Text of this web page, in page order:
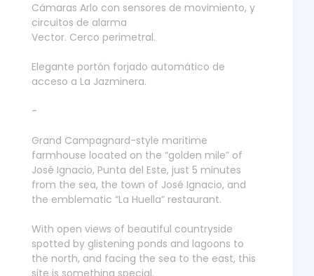
Cámaras Arlo con sensores de movimiento, y
circuitos de alarma
Vector. Cerco perimetral.
Elegante portón forjado automático de
acceso a La Jazminera.
-
Grand Campagnard-style maritime
farmhouse located on the “golden mile” of
José Ignacio, Punta del Este, just 5 minutes
from the sea, the town of José Ignacio, and
the emblematic “La Huella” restaurant.
With open views of beautiful countryside
spotted by glistening ponds and lagoons to
the north, and facing the sea to the east, this
site is something special.